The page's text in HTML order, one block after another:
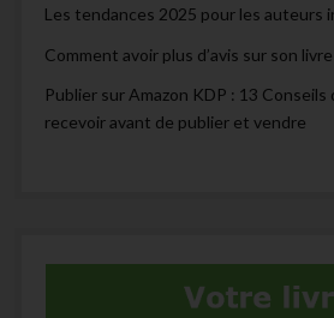
Les tendances 2025 pour les auteurs
Comment avoir plus d’avis sur son livre
Publier sur Amazon KDP : 13 Conseils
recevoir avant de publier et vendre